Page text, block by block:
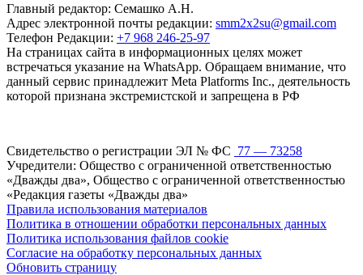
Главный редактор: Семашко А.Н.
Адрес электронной почты редакции: smm2x2su@gmail.com
Телефон Редакции: +7 968 246-25-97
На страницах сайта в информационных целях может
встречаться указание на WhatsApp. Обращаем внимание, что
данный сервис принадлежит Meta Platforms Inc., деятельность
которой признана экстремистской и запрещена в РФ
Свидетельство о регистрации ЭЛ № ФС 77 — 73258
Учредители: Общество с ограниченной ответственностью
«Дважды два», Общество с ограниченной ответственностью
«Редакция газеты «Дважды два»
Правила использования материалов
Политика в отношении обработки персональных данных
Политика использования файлов cookie
Согласие на обработку персональных данных
Обновить страницу